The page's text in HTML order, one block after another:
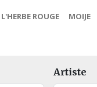
L'HERBE ROUGE MOIJE
Artiste